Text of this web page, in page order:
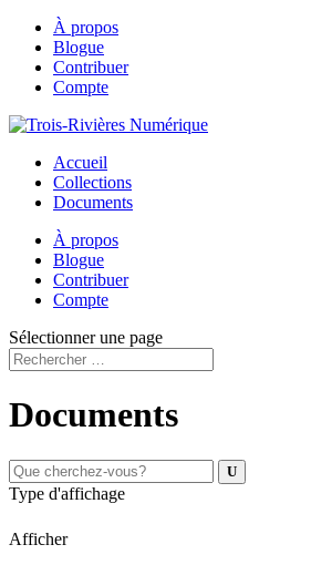
À propos
Blogue
Contribuer
Compte
Accueil
Collections
Documents
À propos
Blogue
Contribuer
Compte
Sélectionner une page
Documents
Type d'affichage
Afficher